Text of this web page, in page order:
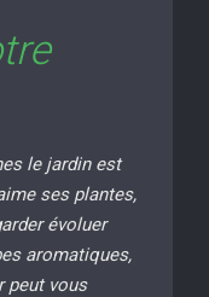
le jardin est
ses plantes,
évoluer
aromatiques,
peut vous